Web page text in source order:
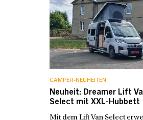
CAMPER-NEUHEITEN
Neuheit: Dreamer Lift
Select mit XXL-Hubbett
Mit dem Lift Van Select